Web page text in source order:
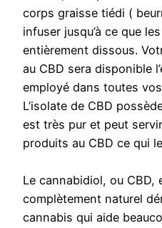
corps graisse tiédi (
infuser jusqu’à ce que
entièrement dissous.
au CBD sera disponible
employé dans toutes
L’isolate de CBD
est très pur et peut
produits au CBD ce qui
Le cannabidiol, ou CBD,
complètement naturel
cannabis qui aide